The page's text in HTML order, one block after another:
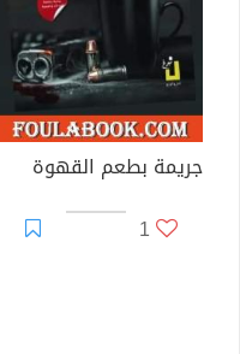
جريمة بطعم القهوة
1